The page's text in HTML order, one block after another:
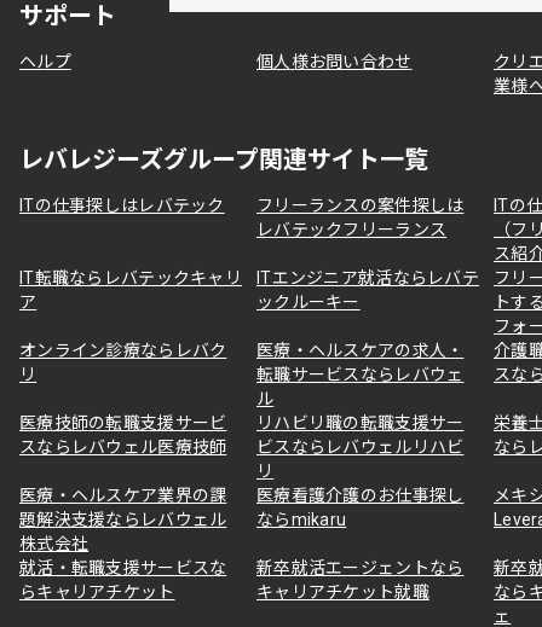
サポート
ヘルプ 個人様お問い合わせ
クリ
業様
レバレジーズグループ関連サイト一覧
ITの仕事探しはレバテック
フリーランスの案件探しは
レバテックフリーランス
ITの
（フ
ス紹
IT転職ならレバテックキャリ
ア
ITエンジニア就活ならレバテ
ックルーキー
フリ
トす
フォ
オンライン診療ならレバク
リ
医療・ヘルスケアの求人・
転職サービスならレバウェ
ル
介護
スな
医療技師の転職支援サービ
スならレバウェル医療技師
リハビリ職の転職支援サー
ビスならレバウェルリハビ
リ
栄養
なら
医療・ヘルスケア業界の課
題解決支援ならレバウェル
株式会社
医療看護介護のお仕事探し
ならmikaru
メキ
就活・転職支援サービスな
らキャリアチケット
新卒就活エージェントなら
キャリアチケット就職
新卒
なら
ェ